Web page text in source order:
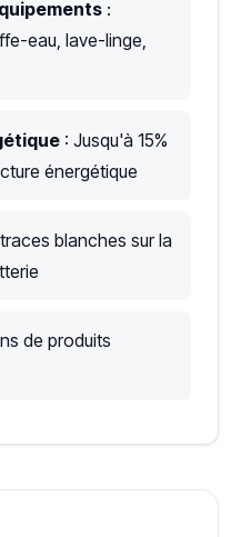
:
eau, lave-linge,
: Jusqu'à 15%
énergétique
blanches sur la
de produits